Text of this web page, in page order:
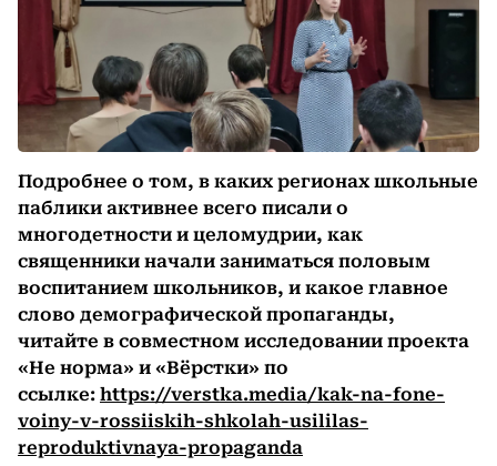
Подробнее о том, в каких регионах школьные
паблики активнее всего писали о
многодетности и целомудрии, как
священники начали заниматься половым
воспитанием школьников, и какое главное
слово демографической пропаганды,
читайте в совместном исследовании проекта
«Не норма» и «Вёрстки» по
ссылке: https://verstka.media/kak-na-fone-
voiny-v-rossiiskih-shkolah-usililas-
reproduktivnaya-propaganda